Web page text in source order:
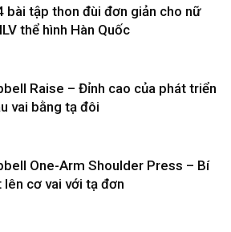
bài tập thon đùi đơn giản cho nữ
thể hình Hàn Quốc
Raise – Đỉnh cao của phát triển
vai bằng tạ đôi
One-Arm Shoulder Press – Bí
lên cơ vai với tạ đơn